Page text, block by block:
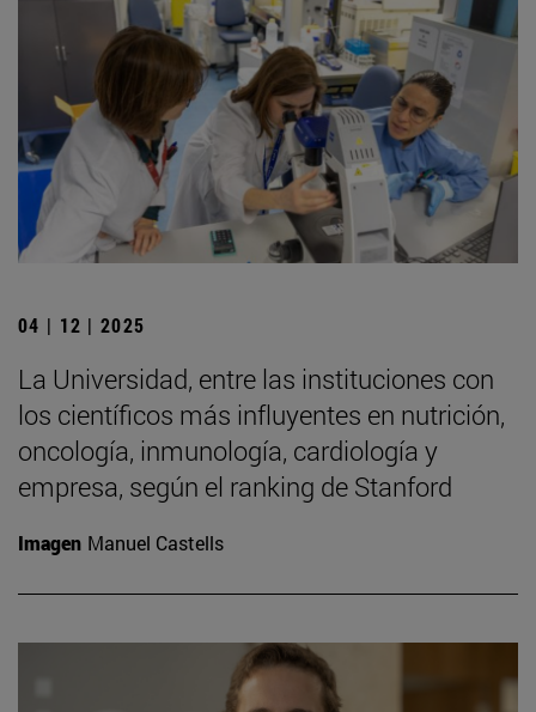
04 | 12 | 2025
La Universidad, entre las instituciones con
los científicos más influyentes en nutrición,
oncología, inmunología, cardiología y
empresa, según el ranking de Stanford
Imagen Manuel Castells